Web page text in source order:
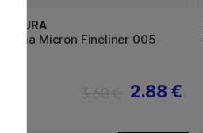
SAKURA
Pigma Micron Fineliner 005
2.88 €